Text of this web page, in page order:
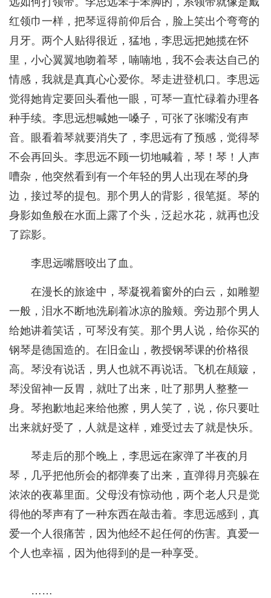
红领巾一样，把琴逗得前仰后合，脸上笑出个弯弯的
月牙。两个人贴得很近，猛地，李思远把她揽在怀
里，小心翼翼地吻着琴，喃喃地，我不会表达自己的
情感，我就是真真心心爱你。琴走进登机口。李思远
觉得她肯定要回头看他一眼，可琴一直忙碌着办理各
种手续。李思远想喊她一嗓子，可张了张嘴没有声
音。眼看着琴就要消失了，李思远有了预感，觉得琴
不会再回头。李思远不顾一切地喊着，琴！琴！人声
嘈杂，他突然看到有一个年轻的男人出现在琴的身
边，接过琴的提包。那个男人的背影，很笔挺。琴的
身影如鱼般在水面上露了个头，泛起水花，就再也没
了踪影。
李思远嘴唇咬出了血。
在漫长的旅途中，琴凝视着窗外的白云，如雕塑
一般，泪水不断地洗刷着冰凉的脸颊。旁边那个男人
给她讲着笑话，可琴没有笑。那个男人说，给你买的
钢琴是德国造的。在旧金山，教授钢琴课的价格很
高。琴没有说话，男人也就不再说话。飞机在颠簸，
琴没留神一反胃，就吐了出来，吐了那男人整整一
身。琴抱歉地起来给他擦，男人笑了，说，你只要吐
出来就好受了，人就是这样，难受过去了就是快乐。
琴走后的那个晚上，李思远在家弹了半夜的月
琴，几乎把他所会的都弹奏了出来，直弹得月亮躲在
浓浓的夜幕里面。父母没有惊动他，两个老人只是觉
得他的琴声有了一种东西在敲击着。李思远感到，真
爱一个人很痛苦，因为他经不起任何的伤害。真爱一
个人也幸福，因为他得到的是一种享受。
……